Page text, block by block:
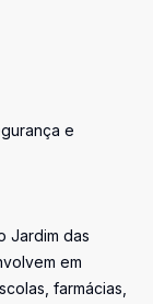
e
Jardim das
em
farmácias,